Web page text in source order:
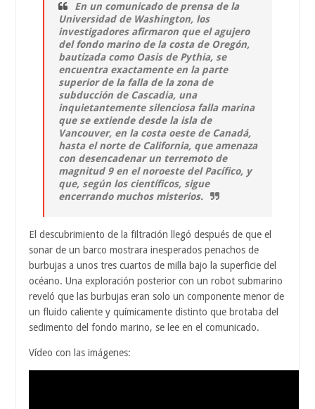
En un comunicado de prensa de la
Universidad de Washington, los
investigadores afirmaron que el agujero
del fondo marino de la costa de Oregón,
bautizada como Oasis de Pythia, se
encuentra exactamente en la parte
superior de la falla de la zona de
subducción de Cascadia, una
inquietantemente silenciosa falla marina
que se extiende desde la isla de
Vancouver, en la costa oeste de Canadá,
hasta el norte de California, que amenaza
con desencadenar un terremoto de
magnitud 9 en el noroeste del Pacífico, y
que, según los científicos, sigue
encerrando muchos misterios.
El descubrimiento de la filtración llegó después de que el
sonar de un barco mostrara inesperados penachos de
burbujas a unos tres cuartos de milla bajo la superficie del
océano. Una exploración posterior con un robot submarino
reveló que las burbujas eran solo un componente menor de
un fluido caliente y químicamente distinto que brotaba del
sedimento del fondo marino, se lee en el comunicado.
Vídeo con las imágenes: